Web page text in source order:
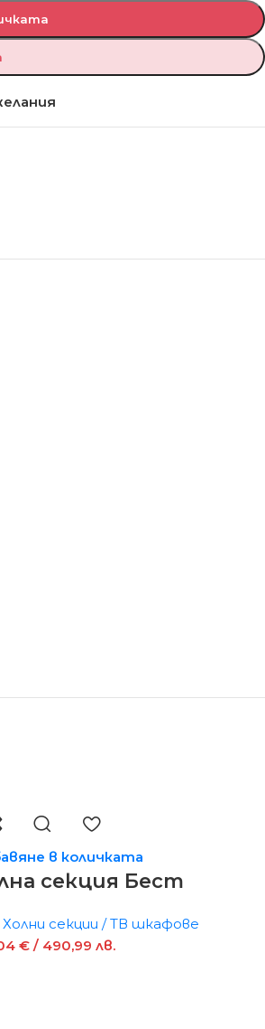
в количката
секция Бест
Холни секции / ТВ шкафове
€ / 490,99 лв.